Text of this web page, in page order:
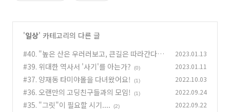
'일상' 카테고리의 다른 글
#40. "높은 산은 우러러보고, 큰길은 따라간다."
사기 1장
(0)
2023.01.13
#39. 위대한 역사서 '사기'를 아는가? (0) 2023.01.11
#37. 양재동 타미야몰을 다녀왔어요! (1) 2022.10.03
#36. 오랜만의 고딩친구들과의 모임! (1) 2022.09.24
#35. "그릿"이 필요할 시기.... (2) 2022.09.22